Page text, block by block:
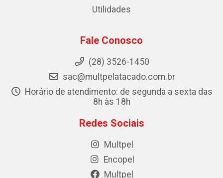
Utilidades
Fale Conosco
(28) 3526-1450
sac@multpelatacado.com.br
Horário de atendimento: de segunda a sexta das
8h às 18h
Redes Sociais
Multpel
Encopel
Multpel